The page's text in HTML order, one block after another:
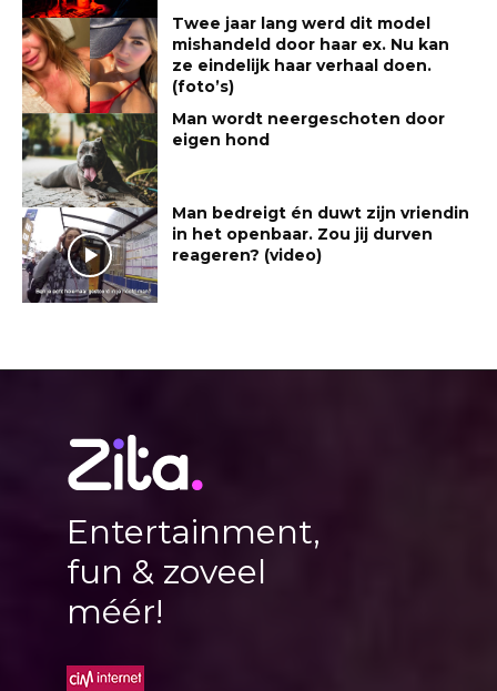
Twee jaar lang werd dit model
mishandeld door haar ex. Nu kan
ze eindelijk haar verhaal doen.
(foto’s)
Man wordt neergeschoten door
eigen hond
Man bedreigt én duwt zijn vriendin
in het openbaar. Zou jij durven
reageren? (video)
Entertainment,
fun & zoveel
méér!